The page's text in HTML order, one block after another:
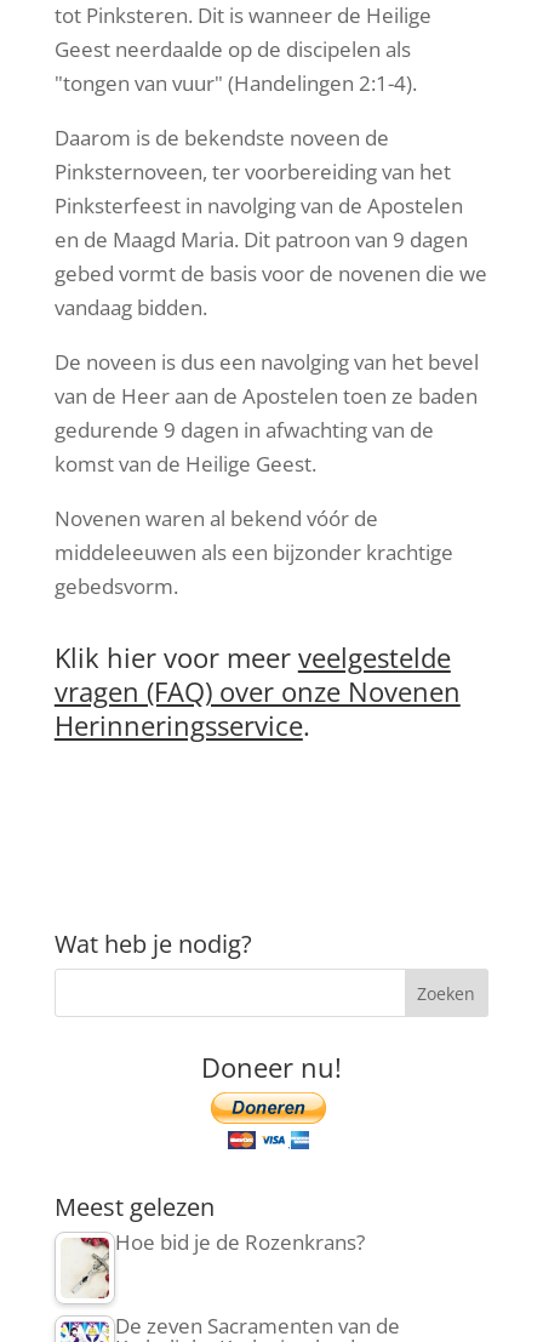
tot Pinksteren. Dit is wanneer de Heilige
Geest neerdaalde op de discipelen als
"tongen van vuur" (Handelingen 2:1-4).
Daarom is de bekendste noveen de
Pinksternoveen, ter voorbereiding van het
Pinksterfeest in navolging van de Apostelen
en de Maagd Maria. Dit patroon van 9 dagen
gebed vormt de basis voor de novenen die we
vandaag bidden.
De noveen is dus een navolging van het bevel
van de Heer aan de Apostelen toen ze baden
gedurende 9 dagen in afwachting van de
komst van de Heilige Geest.
Novenen waren al bekend vóór de
middeleeuwen als een bijzonder krachtige
gebedsvorm.
Klik hier voor meer veelgestelde
vragen (FAQ) over onze Novenen
Herinneringsservice.
Wat heb je nodig?
Doneer nu!
Meest gelezen
Hoe bid je de Rozenkrans?
De zeven Sacramenten van de